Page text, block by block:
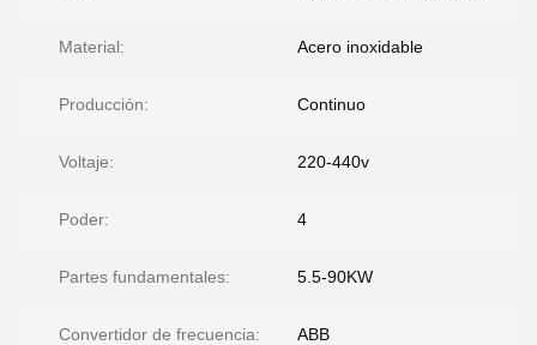
Material: Acero inoxidable
Producción: Continuo
Voltaje: 220-440v
Poder: 4
Partes fundamentales: 5.5-90KW
Convertidor de frecuencia: ABB